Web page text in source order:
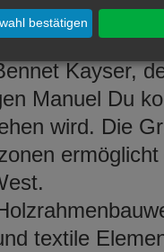
genutzten
Kayser,
Manuel Du
wird. Die
textile
bestätigen